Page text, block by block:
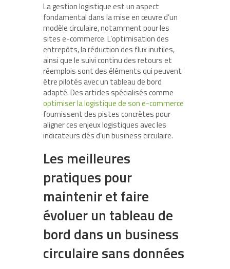
La gestion logistique est un aspect
fondamental dans la mise en œuvre d’un
modèle circulaire, notamment pour les
sites e-commerce. L’optimisation des
entrepôts, la réduction des flux inutiles,
ainsi que le suivi continu des retours et
réemplois sont des éléments qui peuvent
être pilotés avec un tableau de bord
adapté. Des articles spécialisés comme
optimiser la logistique de son e-commerce
fournissent des pistes concrètes pour
aligner ces enjeux logistiques avec les
indicateurs clés d’un business circulaire.
Les meilleures
pratiques pour
maintenir et faire
évoluer un tableau de
bord dans un business
circulaire sans données